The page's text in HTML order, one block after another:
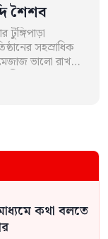
শৈশব
টুঙ্গিপাড়া
সহস্রাধিক
ভালো রাখতে
কথা বলতে